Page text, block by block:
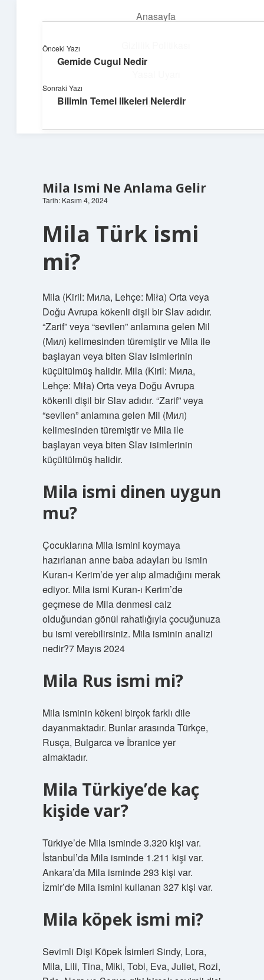
Anasayfa
Hakkımızda
Neşeli Fikir Köşesi
Hayatına neşe katan kısa hikayeler!
Mila Ismi Ne Anlama Gelir
Tarih: Kasım 4, 2024
Mila Türk ismi
mi?
Mila (Kiril: Мила, Lehçe: Miła) Orta veya
Doğu Avrupa kökenli dişil bir Slav adıdır.
“Zarif” veya “sevilen” anlamına gelen Mil
(Мил) kelimesinden türemiştir ve Mila ile
başlayan veya biten Slav isimlerinin
küçültülmüş halidir. Mila (Kiril: Мила,
Lehçe: Miła) Orta veya Doğu Avrupa
kökenli dişil bir Slav adıdır. “Zarif” veya
“sevilen” anlamına gelen Mil (Мил)
kelimesinden türemiştir ve Mila ile
başlayan veya biten Slav isimlerinin
küçültülmüş halidir.
Mila ismi dinen uygun
mu?
Çocuklarına Mila ismini koymaya
hazırlanan anne baba adayları bu ismin
Kuran-ı Kerim’de yer alıp almadığını merak
ediyor. Mila ismi Kuran-ı Kerim’de
geçmese de Mila denmesi caiz
olduğundan gönül rahatlığıyla çocuğunuza
bu ismi verebilirsiniz. Mila isminin analizi
nedir?7 Mayıs 2024
Mila Rus ismi mi?
Mila isminin kökeni birçok farklı dile
dayanmaktadır. Bunlar arasında Türkçe,
Rusça, Bulgarca ve İbranice yer
almaktadır.
Mila Türkiye’de kaç
kişide var?
Türkiye’de Mila isminde 3.320 kişi var.
İstanbul’da Mila isminde 1.211 kişi var.
Ankara’da Mila isminde 293 kişi var.
İzmir’de Mila ismini kullanan 327 kişi var.
Mila köpek ismi mi?
Sevimli Dişi Köpek İsimleri Sindy, Lora,
Mila, Lili, Tina, Miki, Tobi, Eva, Juliet, Rozi,
Önceki Yazı
Gemide Cugul Nedir
Sonraki Yazı
Bilimin Temel Ilkeleri Nelerdir